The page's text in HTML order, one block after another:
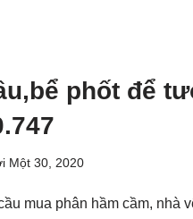
phốt để
Một 30, 2020
mua phân hầm cầm, nhà